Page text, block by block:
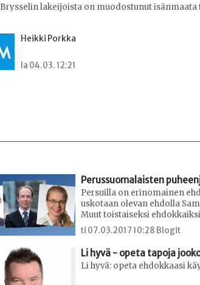
lakeijoista on muodostunut
Heikki Porkka
la 04.03. 12:21
Perussuomalaisten
Persuilla on erinomainen
uskotaan olevan ehdolla
Muut toistaiseksi
ti 07.03.2017 10:28 Blogit
Li hyvä - opeta tapoja
Li hyvä: opeta ehdokkaasi